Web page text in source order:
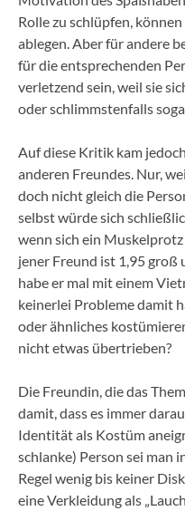
Rolle zu schlüpfen,
ablegen. Aber für andere
für die entsprechenden
verletzend sein, weil sie
oder schlimmstenfalls
Auf diese Kritik kam
anderen Freundes. Nur,
doch nicht gleich die
selbst würde sich
wenn sich ein Muskelprotz
jener Freund ist 1,95 groß
habe er mal mit einem
keinerlei Probleme damit
oder ähnliches
nicht etwas übertrieben?
Die Freundin, die das
damit, dass es immer
Identität als Kostüm
schlanke) Person sei man
Regel wenig bis keiner
eine Verkleidung als